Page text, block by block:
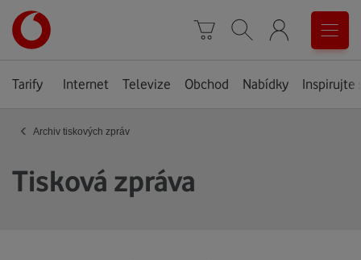
stránka
Košík
Vyhledávání
Menu
Tarify Internet Televize Obchod Nabídky Inspirujte
‹ Archiv tiskových zpráv
Tisková zpráva